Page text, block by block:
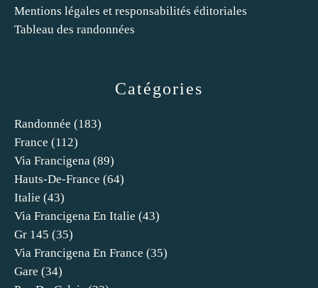
Catégories
Randonnée (183)
France (112)
Via Francigena (89)
Hauts-De-France (64)
Italie (43)
Via Francigena En Italie (43)
Gr 145 (35)
Via Francigena En France (35)
Gare (34)
Mentions légales et responsabilités éditoriales
Tableau des randonnées